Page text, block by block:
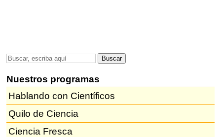
Nuestros programas
Hablando con Científicos
Quilo de Ciencia
Ciencia Fresca